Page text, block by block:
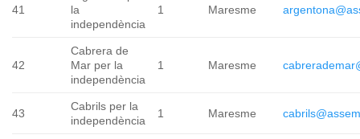
41
la
independència
1 Maresme
42
Cabrera de
Mar per la
independència
1 Maresme
43
Cabrils per la
independència
1 Maresme